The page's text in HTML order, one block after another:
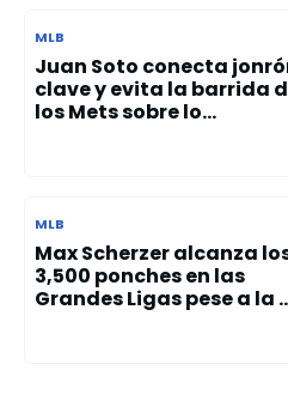
MLB
Juan Soto conecta
clave y evita la barrida
los Mets sobre lo...
MLB
Max Scherzer alcanza
3,500 ponches en las
Grandes Ligas pese a la